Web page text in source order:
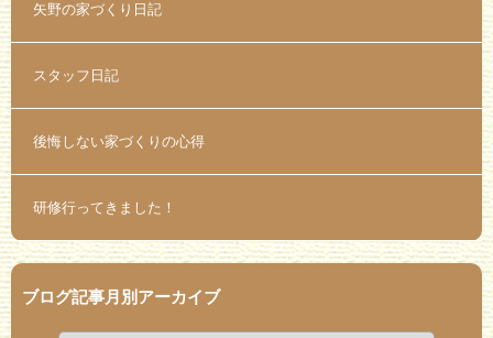
矢野の家づくり日記
スタッフ日記
後悔しない家づくりの心得
研修行ってきました！
ブログ記事月別アーカイブ